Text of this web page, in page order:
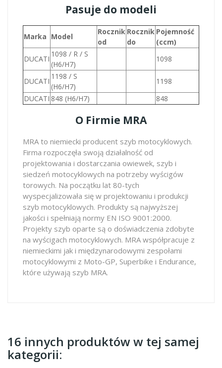
Pasuje do modeli
Marka Model
Rocznik
od
Rocznik
do
Pojemność
(ccm)
DUCATI
1098 / R / S
(H6/H7)
1098
DUCATI
1198 / S
(H6/H7)
1198
DUCATI 848 (H6/H7) 848
O Firmie MRA
MRA to niemiecki producent szyb motocyklowych.
Firma rozpoczęła swoją działalność od
projektowania i dostarczania owiewek, szyb i
siedzeń motocyklowych na potrzeby wyścigów
torowych. Na początku lat 80-tych
wyspecjalizowała się w projektowaniu i produkcji
szyb motocyklowych. Produkty są najwyższej
jakości i spełniają normy EN ISO 9001:2000.
Projekty szyb oparte są o doświadczenia zdobyte
na wyścigach motocyklowych. MRA współpracuje z
niemieckimi jak i międzynarodowymi zespołami
motocyklowymi z Moto-GP, Superbike i Endurance,
które używają szyb MRA.
16 innych produktów w tej samej
kategorii: